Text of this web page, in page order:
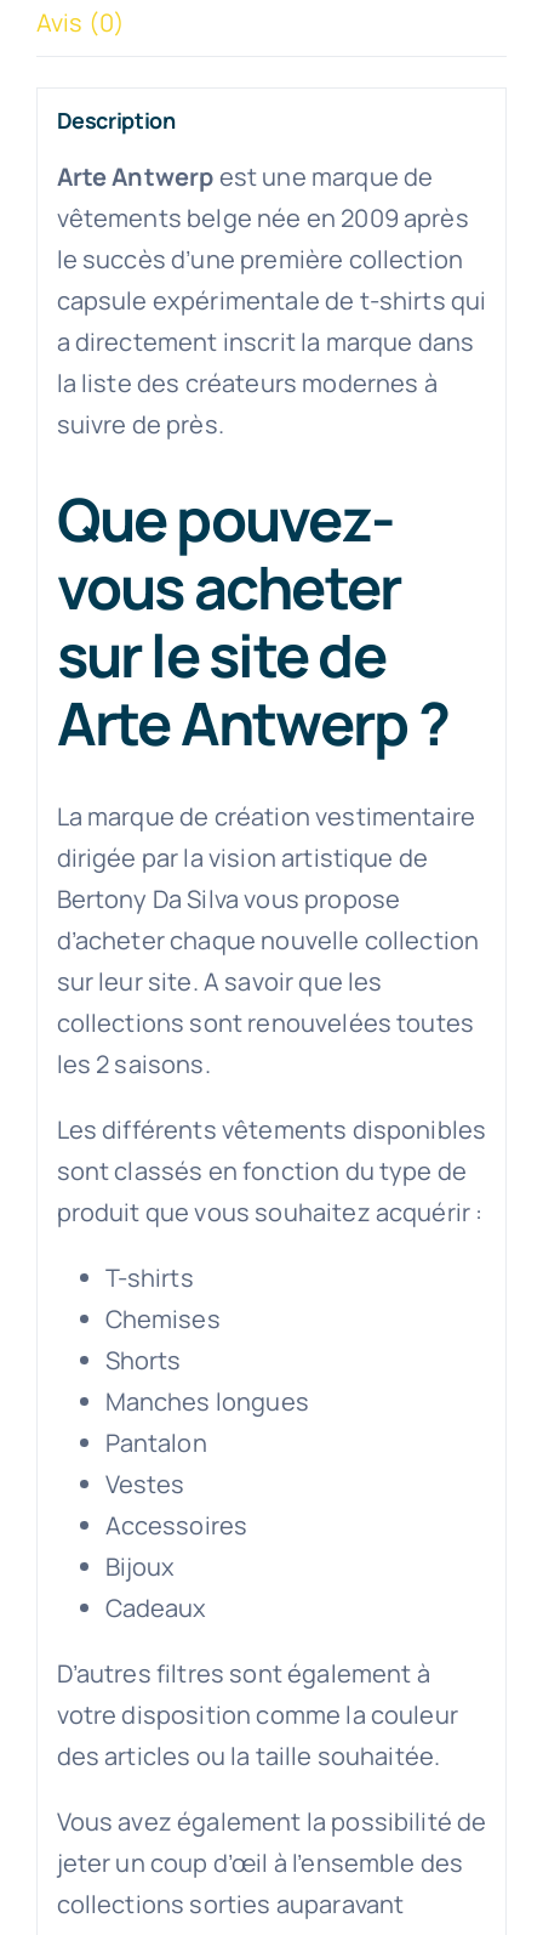
Avis (0)
Description
Arte Antwerpest une marque de
vêtements belge née en 2009 après
le succès d’une première collection
capsule expérimentale de t-shirts qui
a directement inscrit la marque dans
la liste des créateurs modernes à
suivre de près.
Que pouvez-
vous acheter
sur le site de
Arte Antwerp ?
La marque de création vestimentaire
dirigée par la vision artistique de
Bertony Da Silva vous propose
d’acheter chaque nouvelle collection
sur leur site. A savoir que les
collections sont renouvelées toutes
les 2 saisons.
Les différents vêtements disponibles
sont classés en fonction du type de
produit que vous souhaitez acquérir :
T-shirts
Chemises
Shorts
Manches longues
Pantalon
Vestes
Accessoires
Bijoux
Cadeaux
D’autres filtres sont également à
votre disposition comme la couleur
des articles ou la taille souhaitée.
Vous avez également la possibilité de
jeter un coup d’œil à l’ensemble des
collections sorties auparavant